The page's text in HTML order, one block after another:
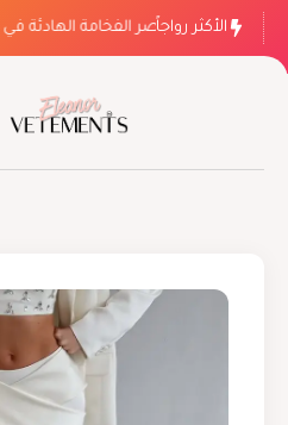
الأكثر رواجاً
لماذا ينتصر الفخامة الهادئة في